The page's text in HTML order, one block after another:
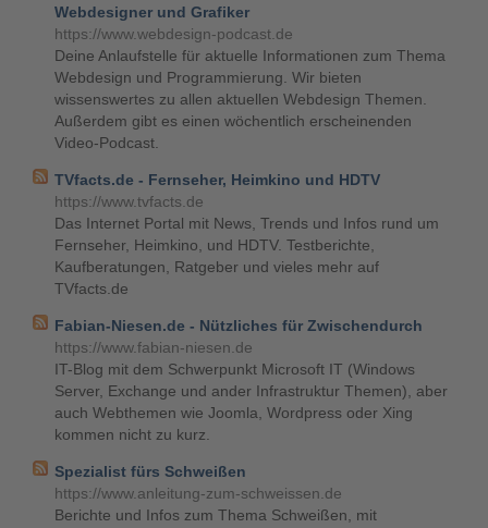
Webdesigner und Grafiker
https://www.webdesign-podcast.de
Deine Anlaufstelle für aktuelle Informationen zum Thema
Webdesign und Programmierung. Wir bieten
wissenswertes zu allen aktuellen Webdesign Themen.
Außerdem gibt es einen wöchentlich erscheinenden
Video-Podcast.
TVfacts.de - Fernseher, Heimkino und HDTV
https://www.tvfacts.de
Das Internet Portal mit News, Trends und Infos rund um
Fernseher, Heimkino, und HDTV. Testberichte,
Kaufberatungen, Ratgeber und vieles mehr auf
TVfacts.de
Fabian-Niesen.de - Nützliches für Zwischendurch
https://www.fabian-niesen.de
IT-Blog mit dem Schwerpunkt Microsoft IT (Windows
Server, Exchange und ander Infrastruktur Themen), aber
auch Webthemen wie Joomla, Wordpress oder Xing
kommen nicht zu kurz.
Spezialist fürs Schweißen
https://www.anleitung-zum-schweissen.de
Berichte und Infos zum Thema Schweißen, mit